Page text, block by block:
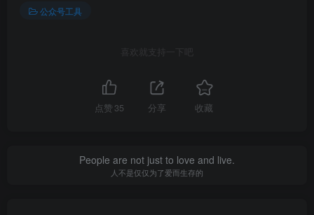
公众号工具
喜欢就支持一下吧
点赞 35 分享 收藏
People are not just to love and live.
人不是仅仅为了爱而生存的